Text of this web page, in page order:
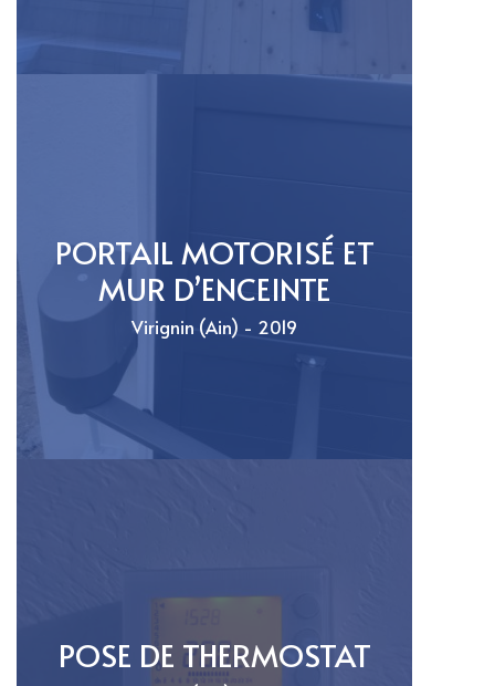
PORTAIL MOTORISÉ ET
MUR D’ENCEINTE
Virignin (Ain) - 2019
POSE DE THERMOSTAT